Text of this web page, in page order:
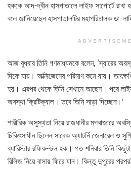
হককে আদ-দ্বীন হাসপাতালে লাইফ সাপোর্টে
বলে জানিয়েছেন হাসপাতালটির মহাপরিচালক ডা.
আজ বুধবার তিনি গণমাধ্যমকে বলেন, ‘স্যারের
দিকে যায়। অক্সিজেনের পরিমাণ কমে যায়।
হয়। এরপর থেকে তিনি সেখানে আছেন। পরে
অবস্থা ক্রিটিক্যাল। তবে তিনি সাড়া দিচ্ছেন।’
শারীরিক অসুস্থতা নিয়ে রাজধানীর মগবাজারে
চিকিৎসাধীন ছিলেন সাবেক অ্যাটর্নি জেনারেল ও
ব্যারিস্টার রফিক-উল হক। গত শনিবার তিনি
রিলিজ নিয়ে বাসায় ফিরে যান। কিন্তু দুপুরের